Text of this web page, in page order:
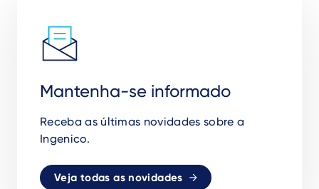
Mantenha-se informado
Receba asúltimas novidades sobre a
Ingenico.
Veja todas as novidades